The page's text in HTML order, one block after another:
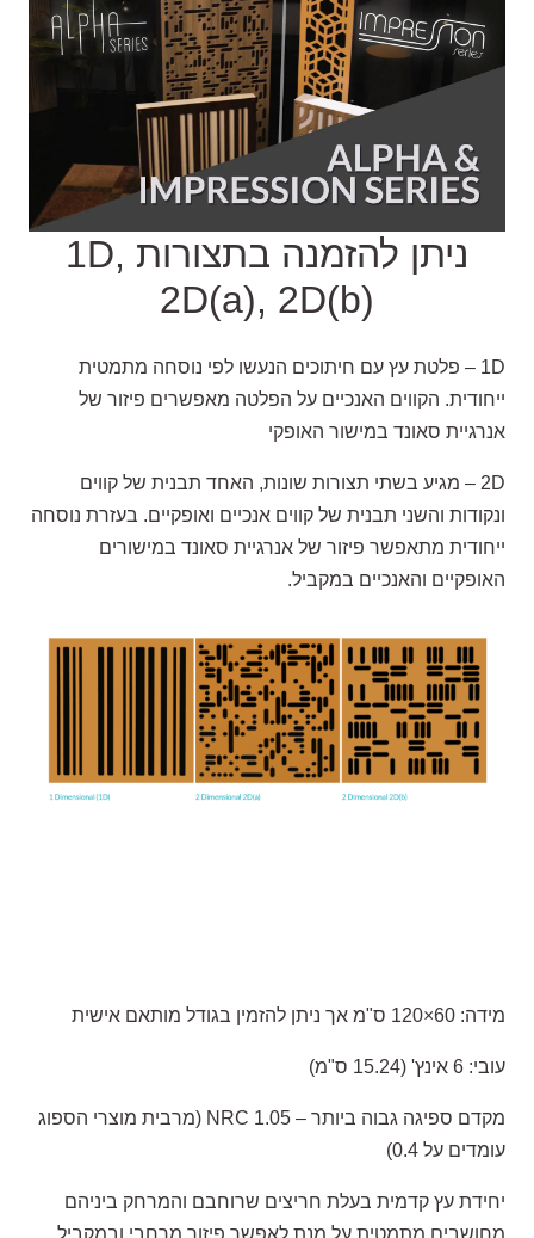
ניתן להזמנה בתצורות 1D,
2D(a), 2D(b)
1D – פלטת עץ עם חיתוכים הנעשו לפי נוסחה מתמטית
ייחודית. הקווים האנכיים על הפלטה מאפשרים פיזור של
אנרגיית סאונד במישור האופקי
2D – מגיע בשתי תצורות שונות, האחד תבנית של קווים
ונקודות והשני תבנית של קווים אנכיים ואופקיים. בעזרת נוסחה
ייחודית מתאפשר פיזור של אנרגיית סאונד במישורים
האופקיים והאנכיים במקביל.
מידה: 60×120 ס"מ אך ניתן להזמין בגודל מותאם אישית
עובי: 6 אינץ' (15.24 ס"מ)
מקדם ספיגה גבוה ביותר – NRC 1.05 (מרבית מוצרי הספוג
עומדים על 0.4)
יחידת עץ קדמית בעלת חריצים שרוחבם והמרחק ביניהם
מחושבים מתמטית על מנת לאפשר פיזור מרחבי ובמקביל